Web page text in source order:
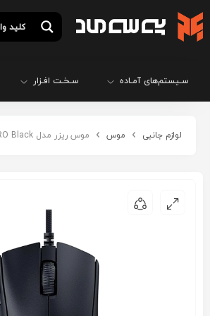
سـیستم‌های آمـاده سـخـت افـزار
لوازم جانبی موس موس ریزر مدل RAZER DEATHADDER V3 PRO Black